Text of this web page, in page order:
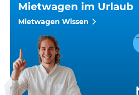
Mietwagen im Urlaub
Mietwagen Wissen